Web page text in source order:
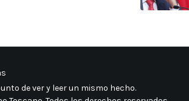
de ver y leer un mismo hecho.